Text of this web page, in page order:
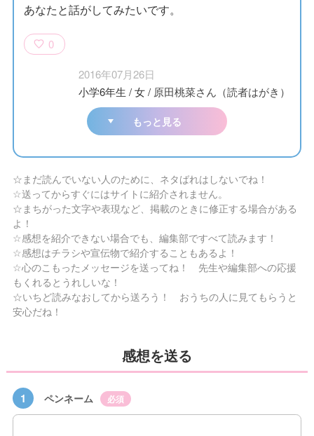
あなたと話がしてみたいです。
0
2016年07月26日
小学6年生 /女/ 原田桃菜さん（読者はがき）
もっと見る
☆まだ読んでいない人のために、ネタばれはしないでね！
☆送ってからすぐにはサイトに紹介されません。
☆まちがった文字や表現など、掲載のときに修正する場合がある
よ！
☆感想を紹介できない場合でも、編集部ですべて読みます！
☆感想はチラシや宣伝物で紹介することもあるよ！
☆心のこもったメッセージを送ってね！ 先生や編集部への応援
もくれるとうれしいな！
☆いちど読みなおしてから送ろう！ おうちの人に見てもらうと
安心だね！
感想を送る
1 ペンネーム 必須